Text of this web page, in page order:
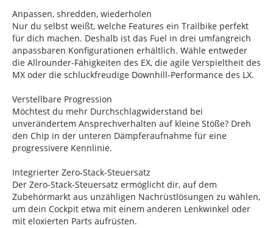
Anpassen, shredden, wiederholen
Nur du selbst weißt, welche Features ein Trailbike perfekt
für dich machen. Deshalb ist das Fuel in drei umfangreich
anpassbaren Konfigurationen erhältlich. Wähle entweder
die Allrounder-Fähigkeiten des EX, die agile Verspieltheit des
MX oder die schluckfreudige Downhill-Performance des LX.
Verstellbare Progression
Möchtest du mehr Durchschlagwiderstand bei
unverändertem Ansprechverhalten auf kleine Stöße? Dreh
den Chip in der unteren Dämpferaufnahme für eine
progressivere Kennlinie.
Integrierter Zero-Stack-Steuersatz
Der Zero-Stack-Steuersatz ermöglicht dir, auf dem
Zubehörmarkt aus unzähligen Nachrüstlösungen zu wählen,
um dein Cockpit etwa mit einem anderen Lenkwinkel oder
mit eloxierten Parts aufrüsten.